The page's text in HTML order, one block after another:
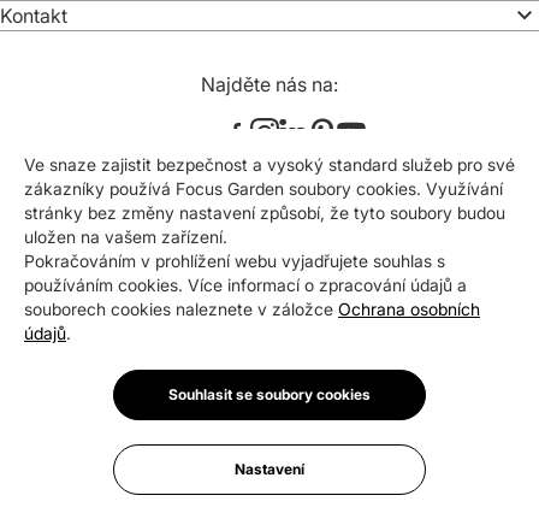
Kontakt
Najděte nás na:
E-mail Přihlásit se
*Souhlasím se zasíláním newsletteru na uvedenou e-
mailovou adresu. Svůj souhlas mohu kdykoli odvolat.
Certifikáty a ocenění
Ve snaze zajistit bezpečnost a vysoký standard služeb pro své
zákazníky používá Focus Garden soubory cookies. Využívání
stránky bez změny nastavení způsobí, že tyto soubory budou
uložen na vašem zařízení.
Pokračováním v prohlížení webu vyjadřujete souhlas s
používáním cookies. Více informací o zpracování údajů a
souborech cookies naleznete v záložce Ochrana osobních
údajů.
Souhlasit se soubory cookies
Nastavení